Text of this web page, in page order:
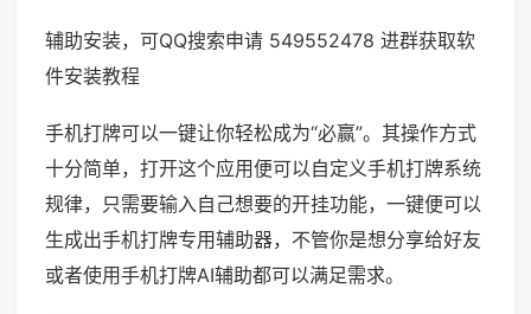
辅助安装，可QQ搜索申请 549552478 进群获取软
件安装教程
手机打牌可以一键让你轻松成为“必赢”。其操作方式
十分简单，打开这个应用便可以自定义手机打牌系统
规律，只需要输入自己想要的开挂功能，一键便可以
生成出手机打牌专用辅助器，不管你是想分享给好友
或者使用手机打牌AI辅助都可以满足需求。